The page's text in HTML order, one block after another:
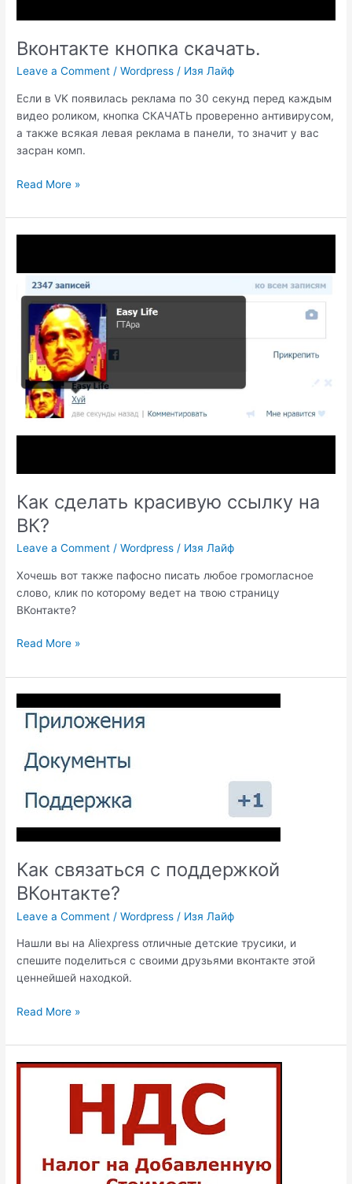
Вконтакте кнопка скачать.
Leave a Comment /Wordpress / Изя Лайф
Если в VK появилась реклама по 30 секунд перед каждым
видео роликом, кнопка СКАЧАТЬ проверенно антивирусом,
а также всякая левая реклама в панели, то значит у вас
засран комп.
Вконтакте
скачать.
Read More »
Как сделать красивую ссылку на
ВК?
Leave a Comment /Wordpress / Изя Лайф
Хочешь вот также пафосно писать любое громогласное
слово, клик по которому ведет на твою страницу
ВКонтакте?
Как
красивую
ссылку
на
ВК?
Read More »
Как связаться с поддержкой
ВКонтакте?
Leave a Comment /Wordpress / Изя Лайф
Нашли вы на Aliexpress отличные детские трусики, и
спешите поделиться с своими друзьями вконтакте этой
ценнейшей находкой.
Как
с
поддержкой
Read More »